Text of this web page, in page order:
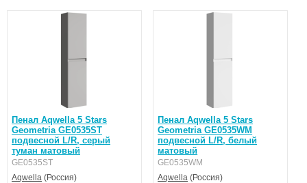
Пенал Aqwella 5 Stars
Geometria GE0535ST
подвесной L/R, серый
туман матовый
GE0535ST
Aqwella (Россия)
Пенал Aqwella 5 Stars
Geometria GE0535WM
подвесной L/R, белый
матовый
GE0535WM
Aqwella (Россия)